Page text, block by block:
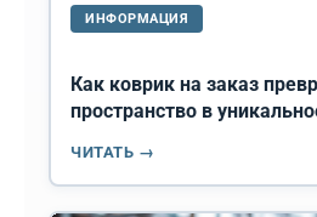
ИНФОРМАЦИЯ
Как коврик на заказ
пространство в
ЧИТАТЬ →